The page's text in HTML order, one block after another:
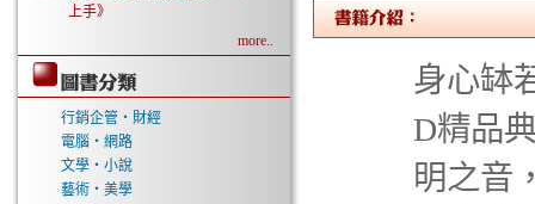
上手》
more..
行銷企管‧財經
電腦‧網路
文學‧小說
藝術‧美學
身心缽
D精品
明之音